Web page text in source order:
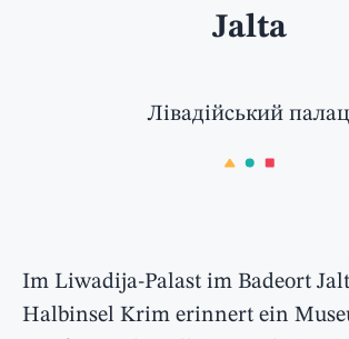
Jalta
Лівадійський палац
Im Liwadija-Palast im Badeort
Halbinsel Krim erinnert ein